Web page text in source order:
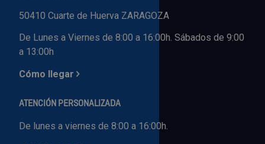
50410 Cuarte de Huerva ZARAGOZA
De Lunes a Viernes de 8:00 a 16:00h. Sábados de 9:00
a 13:00h
Cómo llegar
ATENCIÓN PERSONALIZADA
De lunes a viernes de 8:00 a 16:00h.